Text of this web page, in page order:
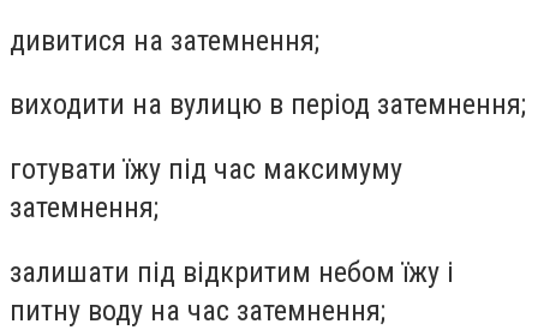
дивитися на затемнення;
виходити на вулицю в період затемнення;
готувати їжу під час максимуму
затемнення;
залишати під відкритим небом їжу і
питну воду на час затемнення;